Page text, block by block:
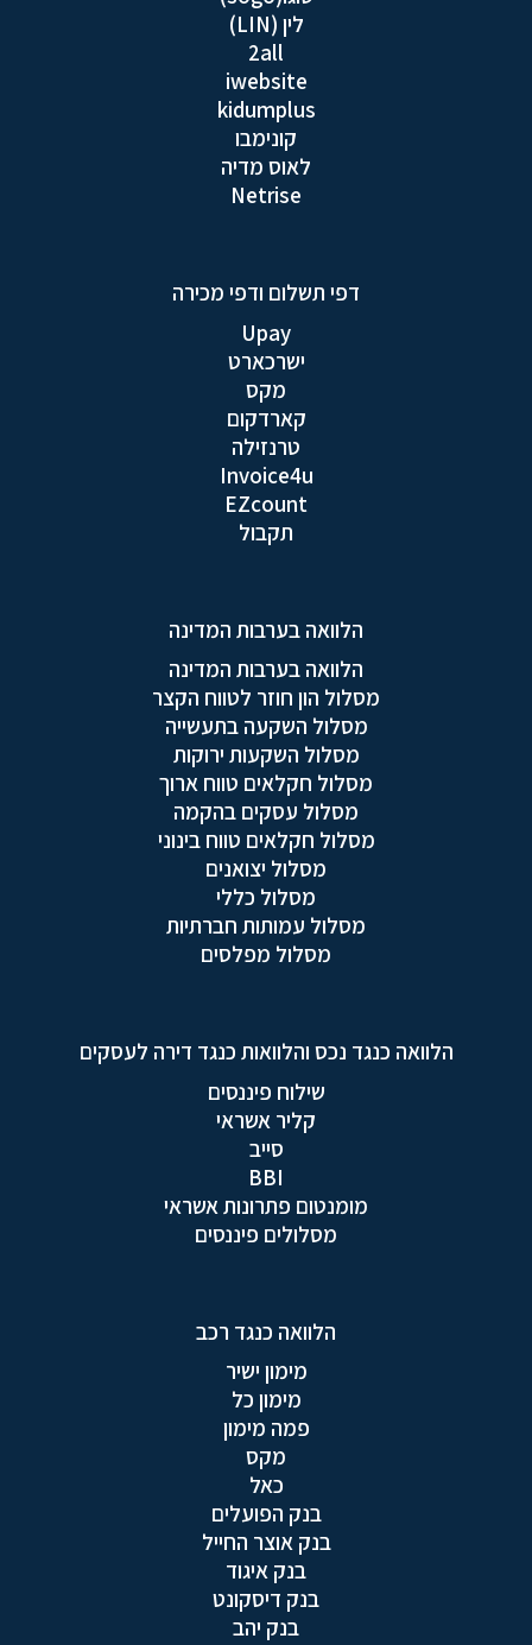
לין (LIN)
2all
iwebsite
kidumplus
קונימבו
לאוס מדיה
Netrise
דפי תשלום ודפי מכירה
Upay
ישרכארט
מקס
קארדקום
טרנזילה
Invoice4u
EZcount
תקבול
הלוואה בערבות המדינה
הלוואה בערבות המדינה
מסלול הון חוזר לטווח הקצר
מסלול השקעה בתעשייה
מסלול השקעות ירוקות
מסלול חקלאים טווח ארוך
מסלול עסקים בהקמה
מסלול חקלאים טווח בינוני
מסלול יצואנים
מסלול כללי
מסלול עמותות חברתיות
מסלול מפלסים
הלוואה כנגד נכס והלוואות כנגד דירה לעסקים
שילוח פיננסים
קליר אשראי
סייב
BBI
מומנטום פתרונות אשראי
מסלולים פיננסים
הלוואה כנגד רכב
מימון ישיר
מימון כל
פמה מימון
מקס
כאל
בנק הפועלים
בנק אוצר החייל
בנק איגוד
בנק דיסקונט
בנק יהב